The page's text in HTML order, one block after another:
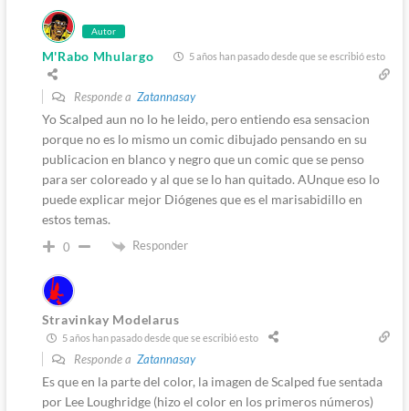
Autor
M'Rabo Mhulargo 5 años han pasado desde que se escribió esto
Responde a Zatannasay
Yo Scalped aun no lo he leido, pero entiendo esa sensacion
porque no es lo mismo un comic dibujado pensando en su
publicacion en blanco y negro que un comic que se penso
para ser coloreado y al que se lo han quitado. AUnque eso lo
puede explicar mejor Diógenes que es el marisabidillo en
estos temas.
0 Responder
Stravinkay Modelarus
5 años han pasado desde que se escribió esto
Responde a Zatannasay
Es que en la parte del color, la imagen de Scalped fue sentada
por Lee Loughridge (hizo el color en los primeros números)